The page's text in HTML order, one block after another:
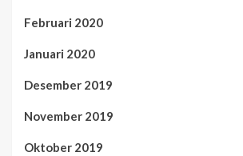
Februari 2020
Januari 2020
Desember 2019
November 2019
Oktober 2019